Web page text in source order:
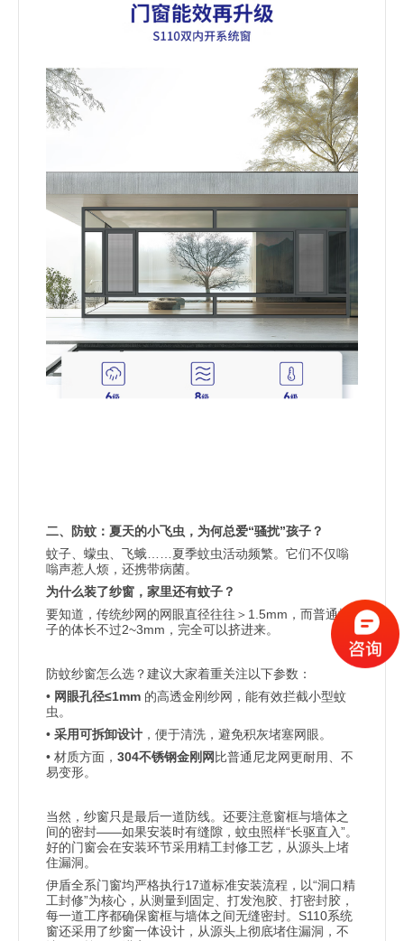
二、防蚊：夏天的小飞虫，为何总爱“骚扰”孩子？
蚊子、蠓虫、飞蛾
夏季蚊虫活动频繁。它们不仅嗡
嗡声惹人烦，还携带病菌。
为什么装了纱窗，家里还有蚊子？
要知道，传统纱网的网眼直径往往＞ 1.5mm ，而普通蚊
子的体长不过2~3mm ，完全可以挤进来。
防蚊纱窗怎么选？建议大家着重关注以下参数：
• 网眼孔径≤1mm 的高透金刚纱网，能有效拦截小型蚊
虫。
• 采用可拆卸设计 ，便于清洗，避免积灰堵塞网眼。
• 材质方面， 304不锈钢金刚网 比普通尼龙网更耐用、不
易变形。
当然，纱窗只是最后一道防线。还要注意窗框与墙体之
间的密封——如果安装时有缝隙，蚊虫照样“长驱直入 ”。
好的门窗会在安装环节采用精工封修工艺，从源头上堵
住漏洞。
伊盾全系门窗均严格执行17道标准安装流程，以“洞口精
工封修”为核心，从测量到固定、打发泡胶、打密封胶，
每一道工序都确保窗框与墙体之间无缝密封。 S110系统
窗还采用了纱窗一体设计，从源头上彻底堵住漏洞，不